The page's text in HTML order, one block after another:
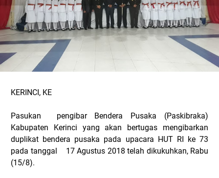
KERINCI, KE
Pasukan pengibar Bendera Pusaka (Paskibraka)
Kabupaten Kerinci yang akan bertugas mengibarkan
duplikat bendera pusaka pada upacara HUT RI ke 73
pada tanggal 17 Agustus 2018 telah dikukuhkan, Rabu
(15/8).